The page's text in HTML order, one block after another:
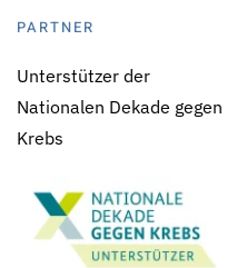
PARTNER
Unterstützer der
Nationalen Dekade gegen
Krebs